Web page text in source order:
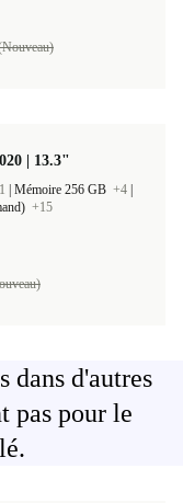
| 13.3"
Mémoire 256 GB +4
+15
dans d'autres
pas pour le